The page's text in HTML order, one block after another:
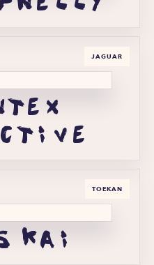
JAGUAR
TOEKAN
kai